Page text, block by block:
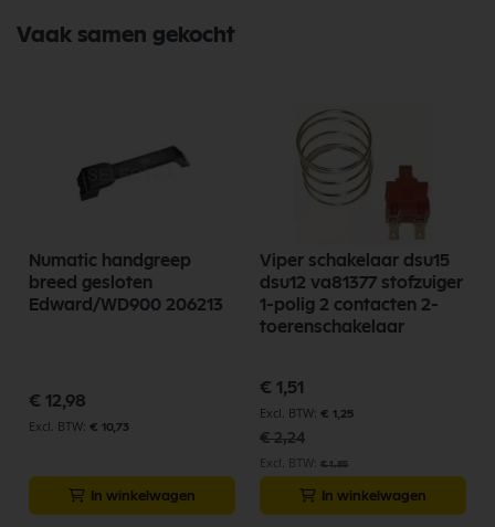
Vaak samen gekocht
Numatic handgreep
breed gesloten
Edward/WD900 206213
€ 12,98
€ 10,73
In winkelwagen
Viper schakelaar dsu15
dsu12 va81377 stofzuiger
1-polig 2 contacten 2-
toerenschakelaar
Speciale
prijs
€ 1,51
€ 1,25
€ 2,24
€ 1,85
In winkelwagen